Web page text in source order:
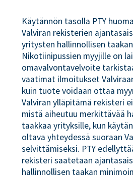
Käytännön tasolla PTY
Valviran rekisterien
yritysten hallinnollisen
Nikotiinipussien myyjille on
omavalvontavelvoite
vaatimat ilmoitukset
kuin tuote voidaan ottaa
Valviran ylläpitämä rekisteri
mistä aiheutuu merkittävää
taakkaa yrityksille, kun
oltava yhteydessä suoraan
selvittämiseksi. PTY
rekisteri saatetaan
hallinnollisen taakan